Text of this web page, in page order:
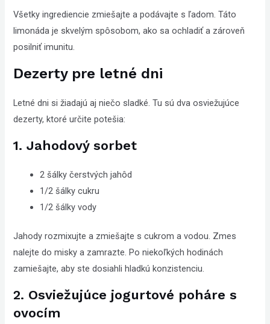
Všetky ingrediencie zmiešajte a podávajte s ľadom. Táto
limonáda je skvelým spôsobom, ako sa ochladiť a zároveň
posilniť imunitu.
Dezerty pre letné dni
Letné dni si žiadajú aj niečo sladké. Tu sú dva osviežujúce
dezerty, ktoré určite potešia:
1. Jahodový sorbet
2 šálky čerstvých jahôd
1/2 šálky cukru
1/2 šálky vody
Jahody rozmixujte a zmiešajte s cukrom a vodou. Zmes
nalejte do misky a zamrazte. Po niekoľkých hodinách
zamiešajte, aby ste dosiahli hladkú konzistenciu.
2. Osviežujúce jogurtové poháre s
ovocím